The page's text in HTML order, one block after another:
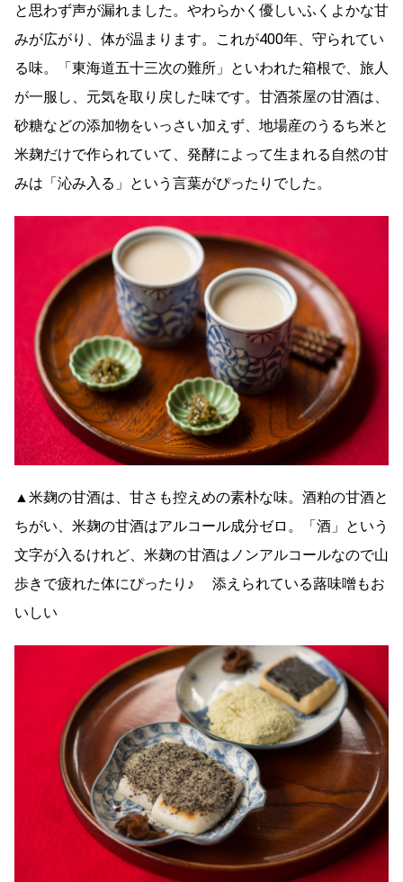
と思わず声が漏れました。やわらかく優しいふくよかな甘
みが広がり、体が温まります。これが400年、守られてい
る味。「東海道五十三次の難所」といわれた箱根で、旅人
が一服し、元気を取り戻した味です。甘酒茶屋の甘酒は、
砂糖などの添加物をいっさい加えず、地場産のうるち米と
米麹だけで作られていて、発酵によって生まれる自然の甘
みは「沁み入る」という言葉がぴったりでした。
▲米麹の甘酒は、甘さも控えめの素朴な味。酒粕の甘酒と
ちがい、米麹の甘酒はアルコール成分ゼロ。「酒」という
文字が入るけれど、米麹の甘酒はノンアルコールなので山
歩きで疲れた体にぴったり♪ 添えられている蕗味噌もお
いしい